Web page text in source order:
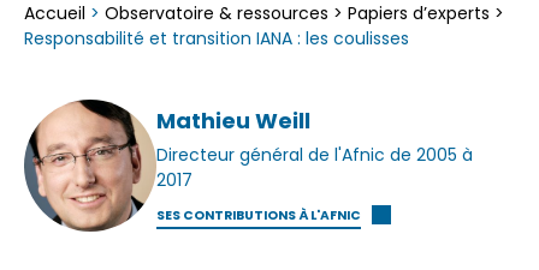
Accueil > Observatoire & ressources > Papiers d’experts >
Responsabilité et transition IANA : les coulisses
Mathieu Weill
Directeur général de l'Afnic de 2005 à
2017
SES CONTRIBUTIONS À L'AFNIC